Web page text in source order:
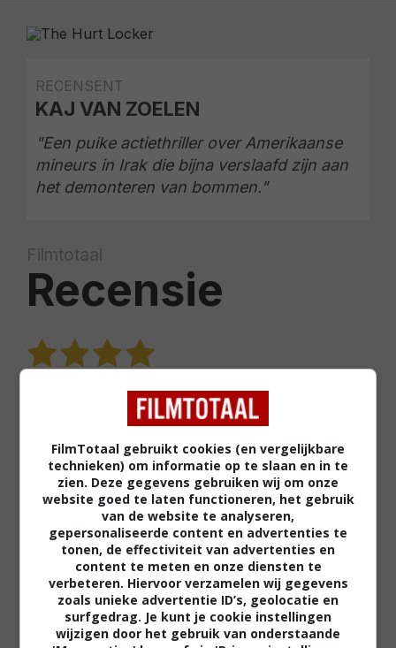
RECENSENT
KAJ VAN ZOELEN
"Een puike actiethriller over Amerikaanse
mineurs in Irak die bijna verslaafd zijn aan
het demonteren van bommen."
Filmtotaal
Recensie
Kathryn Bigelow |Cast:Jeremy Renner
(James), Anthony Mackie (Sanborn), Brian
Geraghty (Eldridge), Guy Pearce (Thompson),
Ralph Fiennes e.a.Speelduur:131 minuten |Jaar:
2008
Het is februari en dat betekent dat de hype
rondom filmprijzen weer in volle gang is, met als
hoogtepunt de uitreiking van de Oscars op 7
maart. In Nederland komen er deze week twee
FilmTotaal gebruikt cookies (en vergelijkbare
technieken) om informatie op te slaan en in te
zien. Deze gegevens gebruiken wij om onze
website goed te laten functioneren, het gebruik
van de website te analyseren,
gepersonaliseerde content en advertenties te
tonen, de effectiviteit van advertenties en
content te meten en onze diensten te
verbeteren. Hiervoor verzamelen wij gegevens
zoals unieke advertentie ID’s, geolocatie en
surfgedrag. Je kunt je cookie instellingen
wijzigen door het gebruik van onderstaande